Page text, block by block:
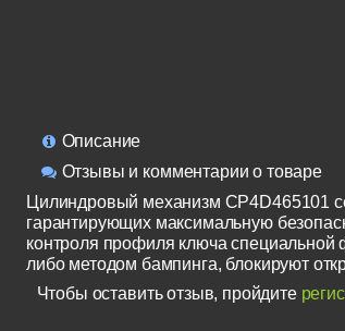
Описание
Отзывы и комментарии о товаре
Цилиндровый механизм CP4D465101
гарантирующих максимальную
контроля профиля ключа
либо методом бампинга, блокируют
Чтобы оставить отзыв, пройдите